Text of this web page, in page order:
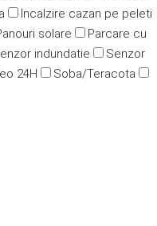
Incalzire cazan pe peleti
solare
Parcare cu
indundatie
Senzor
24H
Soba/Teracota